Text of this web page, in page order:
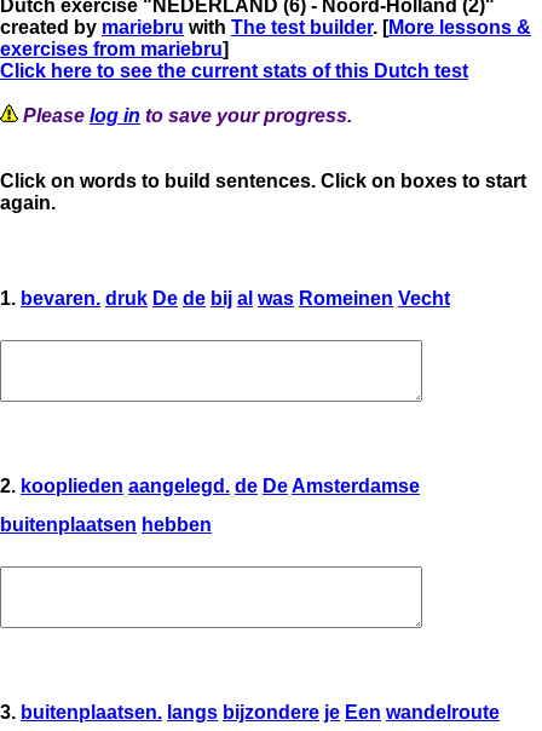
Dutch exercise "NEDERLAND (6) - Noord-Holland (2)"
created by mariebru with The test builder. [More lessons &
exercises from mariebru]
Click here to see the current stats of this Dutch test
Please log in to save your progress.
Click on words to build sentences. Click on boxes to start
again.
1. bevaren. druk De de bij al was Romeinen Vecht
2. kooplieden aangelegd. de DeAmsterdamse
buitenplaatsen hebben
3. buitenplaatsen. langs bijzondere je Een wandelroute